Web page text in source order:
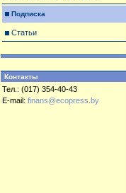
Подписка
Статьи
Контакты
Тел.: (017) 354-40-43
E-mail: finans@ecopress.by